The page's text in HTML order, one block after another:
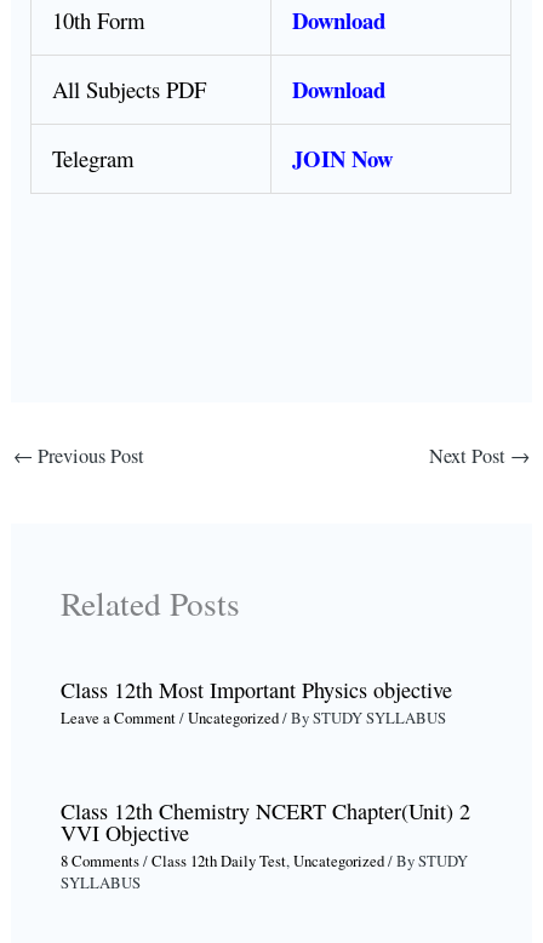
10th Form Download
All Subjects PDF Download
Telegram JOIN Now
← Previous Post Next Post →
Related Posts
Class 12th Most Important Physics objective
Leave a Comment/Uncategorized/ BySTUDY SYLLABUS
Class 12th Chemistry NCERT Chapter(Unit) 2
VVI Objective
8 Comments/Class 12th Daily Test,Uncategorized/ BySTUDY
SYLLABUS